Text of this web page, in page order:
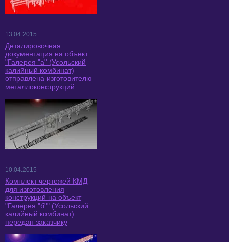
13.04.2015
Деталировочная
документация на объект
"Галерея "а" (Усольский
калийный комбинат)
отправлена изготовителю
металлоконструкций
10.04.2015
Комплект чертежей КМД
для изготовления
конструкций на объект
"Галерея "б"" (Усольский
калийный комбинат)
передан заказчику